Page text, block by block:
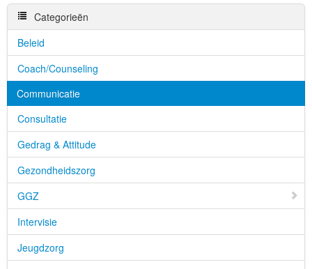
Categorieën
Beleid
Coach/Counseling
Communicatie
Consultatie
Gedrag & Attitude
Gezondheidszorg
GGZ
Intervisie
Jeugdzorg